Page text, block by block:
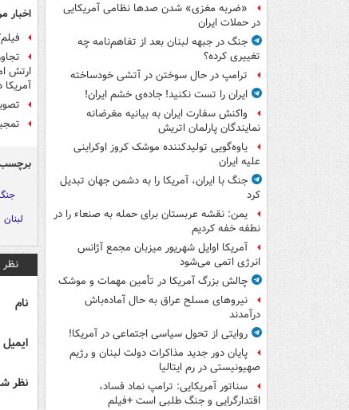
«ضربه مغزی» شدن صدها نظامی آمریکایی
در حملات ایران
جنگ در جبهه لبنان بعد از تفاهم‌نامه چه
تغییری کرده؟
ترامپ در حال سوختن در آتشی خودساخته
ایران را تست نکنید! جاده‌ی خشم ایران!
واکنش سفارت ایران به بیانیه مغرضانه
نمایندگان پارلمان اتریش
یاوه‌گویی تولیدکننده موشک کروز اوکراینی
علیه ایران
جنگ با ایران، آمریکا را به دشمن جهان تبدیل
کرد
یمن: نقشه عربستان برای حمله به صنعاء را در
نطفه خفه کردیم
آمریکا اوایل شهریور میزبان مجمع آژانس
انرژی اتمی می‌شود
چالش بزرگ آمریکا در تأمین مهمات و موشک
نیروهای مسلح عراق به حال آماده‌باش
درآمدند
روایتی از تحول سیاسی اجتماعی در آمریکا!
پایان دور جدید مذاکرات دولت لبنان و رژیم
صهیونیستی در رم ایتالیا
سناتور آمریکایی: ترامپ نماد فساد،
اقتدارگرایی و جنگ طلبی است +فیلم
اخبار
ارتش
تصویر
لبنان
نام
ایمیل
نظر